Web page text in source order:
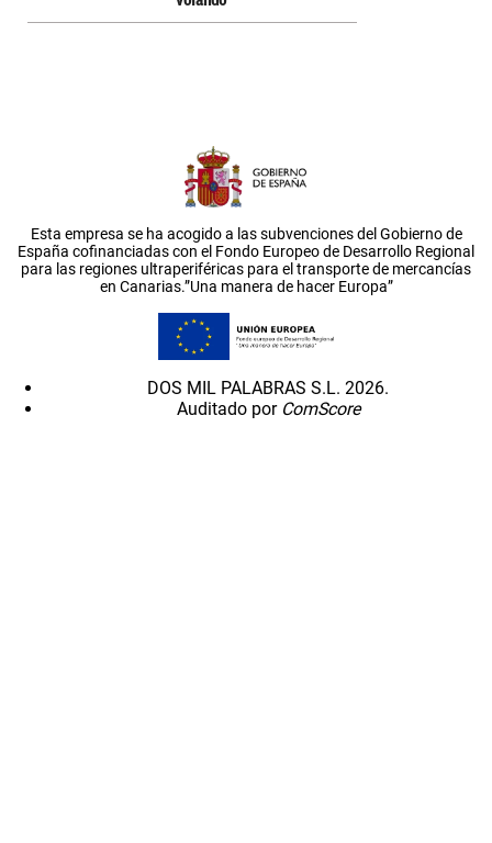
Esta empresa se ha acogido a las subvenciones del Gobierno de
España cofinanciadas con el Fondo Europeo de Desarrollo Regional
para las regiones ultraperiféricas para el transporte de mercancías
en Canarias.”Una manera de hacer Europa”
DOS MIL PALABRAS S.L. 2026.
Auditado por ComScore